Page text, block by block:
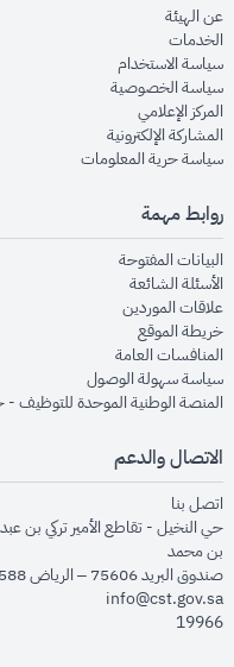
عن الهيئةopens in new window
الخدماتopens in new window
سياسة الاستخدام
سياسة الخصوصيةin new window
المركز الإعلاميin new window
المشاركة الإلكترونيةin new window
سياسة حرية المعلوماتwindow
روابط مهمة
البيانات المفتوحةin new window
الأسئلة الشائعةin new window
علاقات الموردينin new window
خريطة الموقعin new window
المنافسات العامةin new window
سياسة سهولة الوصولwindow
المنصة الوطنية الموحدة للتوظيف -
الاتصال والدعم
اتصل بنا
حي النخيل - تقاطع الأمير تركي بن
بن محمد
صندوق البريد 75606 – الرياض 11588
info@cst.gov.sa
19966